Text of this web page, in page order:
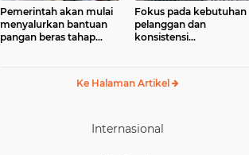
perekonomian nasional
Pemerintah akan mulai
menyalurkan bantuan
pangan beras tahap
pangan pemerintah
33.244.408 penerima
Fokus pada kebutuhan
pelanggan dan
konsistensi
Ke Halaman Artikel
Internasional